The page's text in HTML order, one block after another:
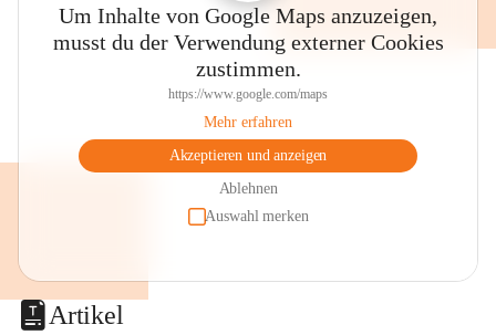
Um Inhalte von Google Maps anzuzeigen,
musst du der Verwendung externer Cookies
zustimmen.
https://www.google.com/maps
Mehr erfahren
Akzeptieren und anzeigen
Ablehnen
Auswahl merken
Artikel